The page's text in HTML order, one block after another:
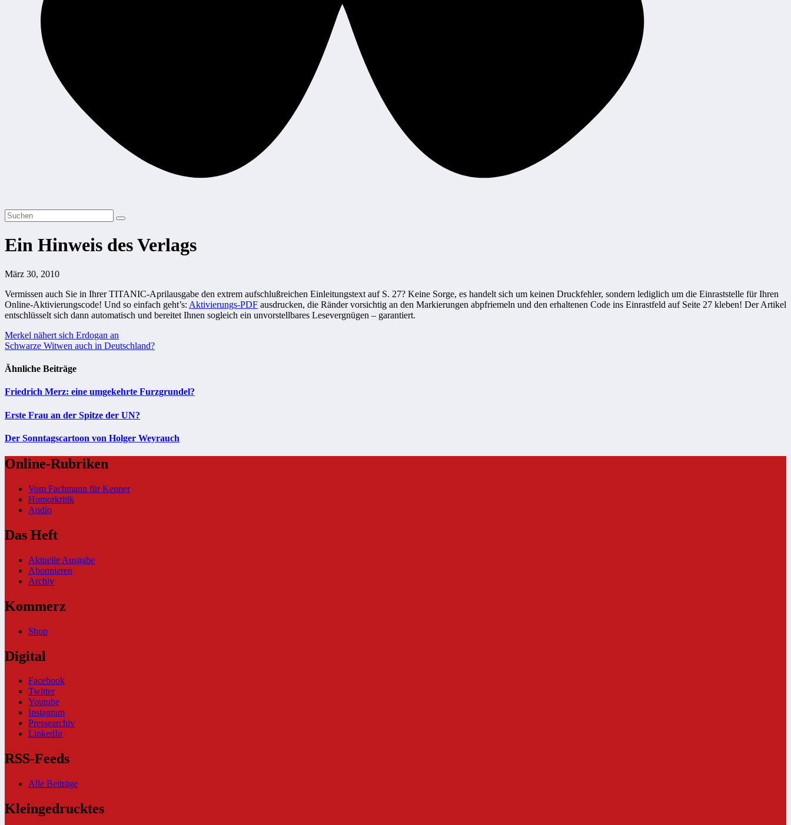
Ein Hinweis des Verlags
März 30, 2010
Vermissen auch Sie in Ihrer TITANIC-Aprilausgabe den extrem aufschlußreichen Einleitungstext auf S. 27? Keine Sorge, es handelt sich um keinen Druckfehler, sondern lediglich um die Einraststelle für Ihren
Online-Aktivierungscode! Und so einfach geht’s: Aktivierungs-PDF ausdrucken, die Ränder vorsichtig an den Markierungen abpfriemeln und den erhaltenen Code ins Einrastfeld auf Seite 27 kleben! Der Artikel
entschlüsselt sich dann automatisch und bereitet Ihnen sogleich ein unvorstellbares Lesevergnügen – garantiert.
Beitragsnavigation
Merkel nähert sich Erdogan an
Schwarze Witwen auch in Deutschland?
Ähnliche Beiträge
Friedrich Merz: eine umgekehrte Furzgrundel?
Erste Frau an der Spitze der UN?
Der Sonntagscartoon von Holger Weyrauch
Online-Rubriken
Vom Fachmann für Kenner
Humorkritik
Audio
Das Heft
Aktuelle Ausgabe
Abonnieren
Archiv
Kommerz
Shop
Digital
Facebook
Twitter
Youtube
Instagram
Pressearchiv
LinkedIn
RSS-Feeds
Alle Beiträge
Kleingedrucktes